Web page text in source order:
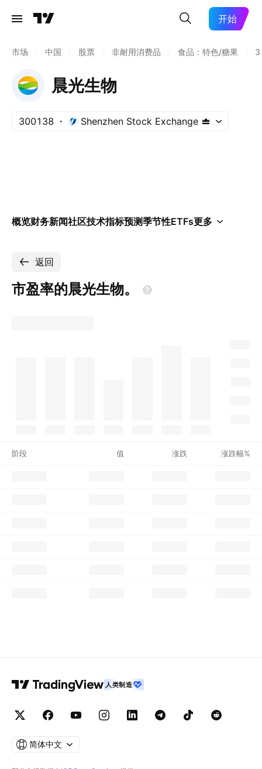
开始
市场 中国 股票 非耐用消费品 食品：特色/糖果
晨光生物
300138 Shenzhen Stock Exchange
概览财务新闻社区技术指标预测季节性ETFs更多
返回
市盈率的晨光生物。
阶段 值 涨跌 涨跌幅%
人类制造
简体中文